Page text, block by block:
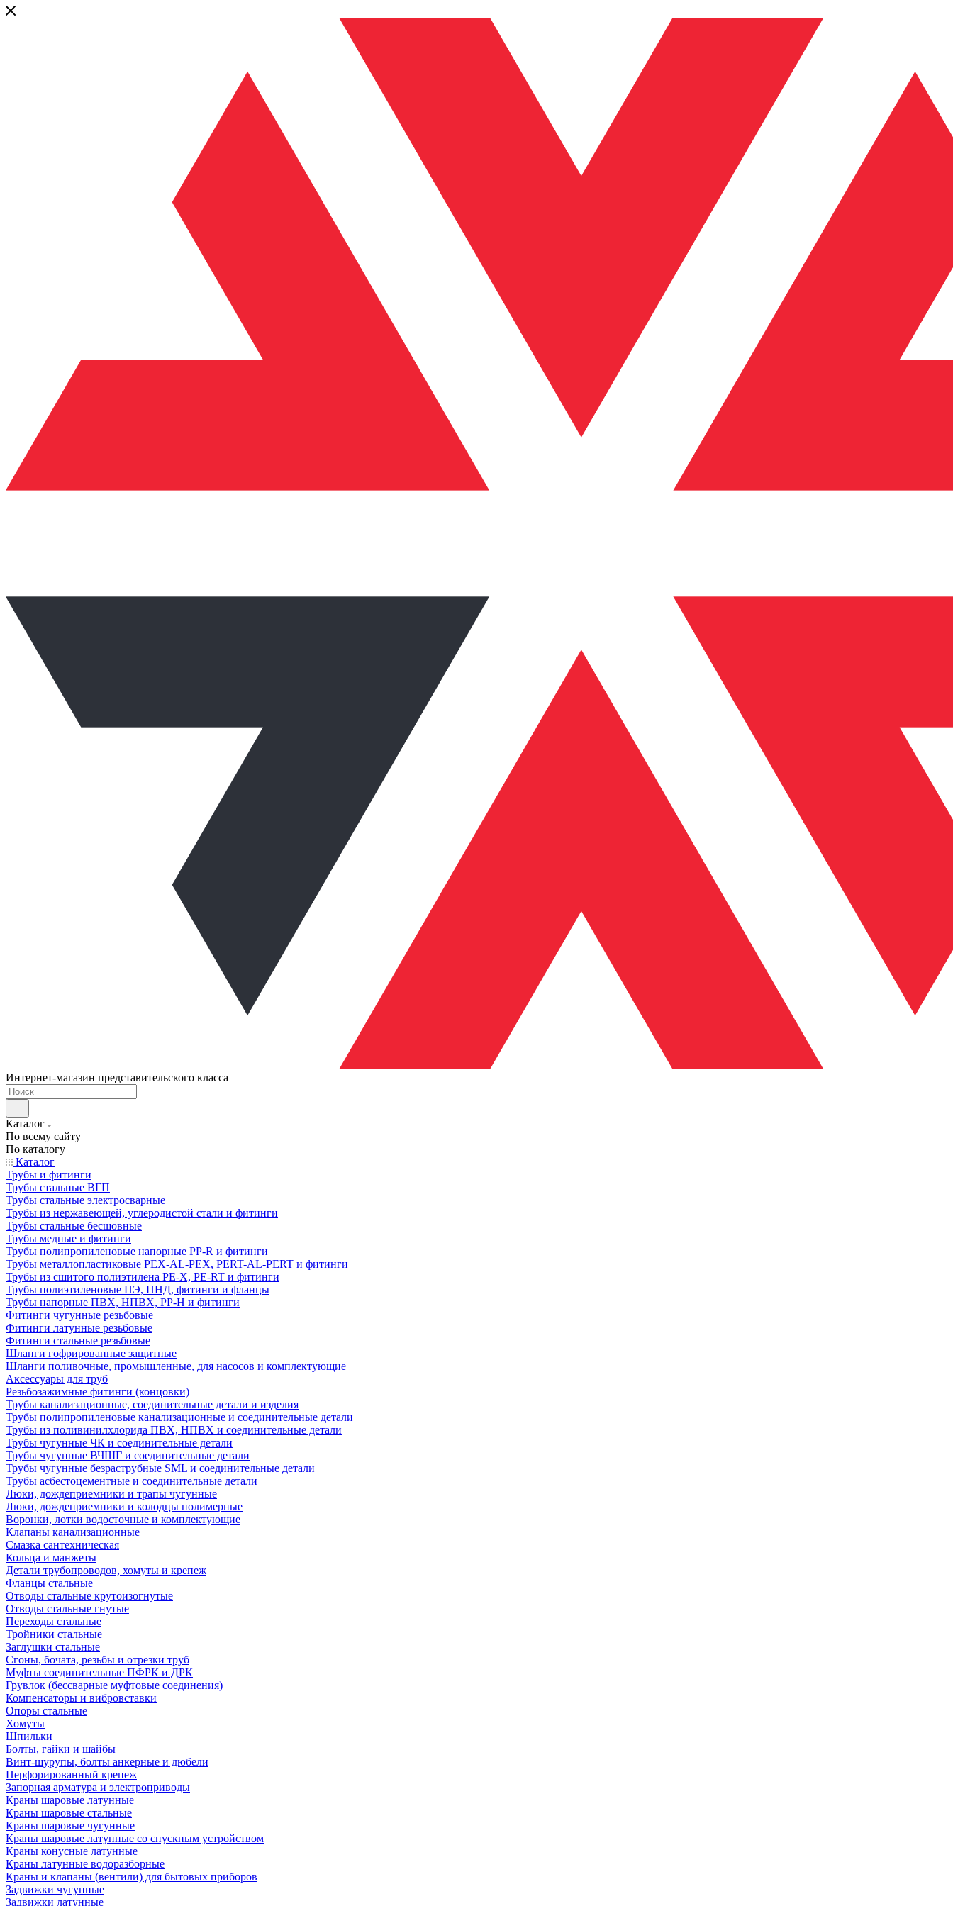
Интернет-магазин представительского класса
Каталог
По всему сайту
По каталогу
Каталог
Трубы и фитинги
Трубы стальные ВГП
Трубы стальные электросварные
Трубы из нержавеющей, углеродистой стали и фитинги
Трубы стальные бесшовные
Трубы медные и фитинги
Трубы полипропиленовые напорные PP-R и фитинги
Трубы металлопластиковые PEX-AL-PEX, PERT-AL-PERT и фитинги
Трубы из сшитого полиэтилена PE-X, PE-RT и фитинги
Трубы полиэтиленовые ПЭ, ПНД, фитинги и фланцы
Трубы напорные ПВХ, НПВХ, PP-H и фитинги
Фитинги чугунные резьбовые
Фитинги латунные резьбовые
Фитинги стальные резьбовые
Шланги гофрированные защитные
Шланги поливочные, промышленные, для насосов и комплектующие
Аксессуары для труб
Резьбозажимные фитинги (концовки)
Трубы канализационные, соединительные детали и изделия
Трубы полипропиленовые канализационные и соединительные детали
Трубы из поливинилхлорида ПВХ, НПВХ и соединительные детали
Трубы чугунные ЧК и соединительные детали
Трубы чугунные ВЧШГ и соединительные детали
Трубы чугунные безраструбные SML и соединительные детали
Трубы асбестоцементные и соединительные детали
Люки, дождеприемники и трапы чугунные
Люки, дождеприемники и колодцы полимерные
Воронки, лотки водосточные и комплектующие
Клапаны канализационные
Смазка сантехническая
Кольца и манжеты
Детали трубопроводов, хомуты и крепеж
Фланцы стальные
Отводы стальные крутоизогнутые
Отводы стальные гнутые
Переходы стальные
Тройники стальные
Заглушки стальные
Сгоны, бочата, резьбы и отрезки труб
Муфты соединительные ПФРК и ДРК
Грувлок (бессварные муфтовые соединения)
Компенсаторы и вибровставки
Опоры стальные
Хомуты
Шпильки
Болты, гайки и шайбы
Винт-шурупы, болты анкерные и дюбели
Перфорированный крепеж
Запорная арматура и электроприводы
Краны шаровые латунные
Краны шаровые стальные
Краны шаровые чугунные
Краны шаровые латунные со спускным устройством
Краны конусные латунные
Краны латунные водоразборные
Краны и клапаны (вентили) для бытовых приборов
Задвижки чугунные
Задвижки латунные